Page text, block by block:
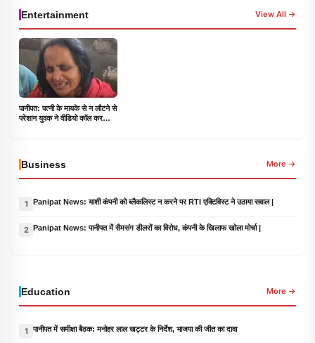
Entertainment View All →
पानीपत: पत्नी के मायके से न लौटने से
परेशान युवक ने वीडियो कॉल कर
Business More →
1 Panipat News: याशी कंपनी को ब्लैकलिस्ट न करने पर RTI एक्टिविस्ट ने उठाया सवाल |
2 Panipat News: पानीपत में सैमसंग डीलरों का विरोध, कंपनी के खिलाफ खोला मोर्चा |
Education More →
1 पानीपत में समीक्षा बैठक: मनोहर लाल खट्टर के निर्देश, भाजपा की जीत का दावा